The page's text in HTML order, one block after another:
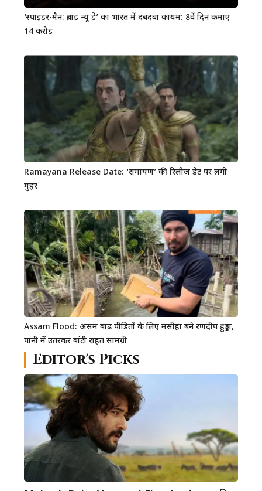
‘स्पाइडर-मैन: ब्रांड न्यू डे’ का भारत में दबदबा कायम: 8वें दिन कमाए
14 करोड़
Ramayana Release Date: ‘रामायण’ की रिलीज डेट पर लगी
मुहर
Assam Flood: असम बाढ़ पीड़ितों के लिए मसीहा बने रणदीप हुड्डा,
पानी में उतरकर बांटी राहत सामग्री
Editor's Picks